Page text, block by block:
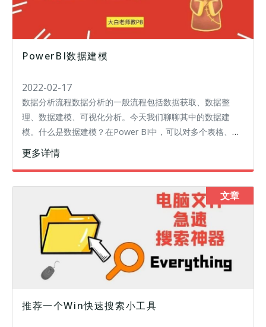
PowerBI数据建模
2022-02-17
数据分析流程数据分析的一般流程包括数据获取、数据整
理、数据建模、可视化分析。今天我们聊聊其中的数据建
模。什么是数据建模？在Power BI中，可以对多个表格、多
种来源的数据，根据不同的维度、不同的逻辑做聚合分析。
而分析数据的前提是要将这些数
更多详情
文章
推荐一个Win快速搜索小工具